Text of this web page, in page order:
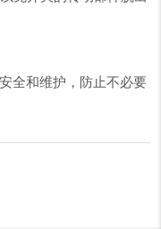
全和维护，防止不必要